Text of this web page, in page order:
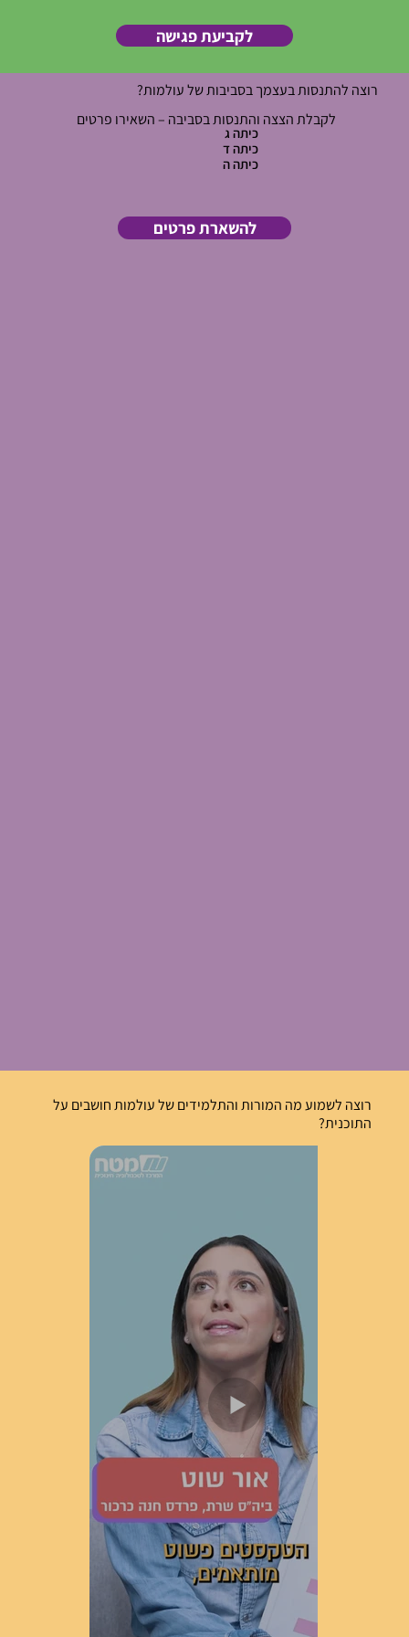
רוצה לשמוע מה המורות והתלמידים של עולמות חושבים על
התוכנית?
​רוצה להתנסות בעצמך בסביבות של עולמות?
לקבלת הצצה והתנסות בסביבה – השאירו פרטים
כיתה ג
כיתה ד
כיתה ה
להשארת פרטים
לקביעת פגישה